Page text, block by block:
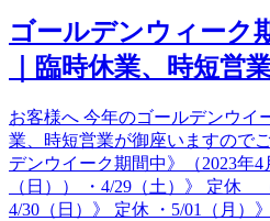
ゴールデンウィーク
｜臨時休業、時短営
お客様へ 今年のゴールデンウイ
業、時短営業が御座いますので
デンウイーク期間中》（2023年4
（日）） ・4/29（土）》 定休
4/30（日）》 定休 ・5/01（月）